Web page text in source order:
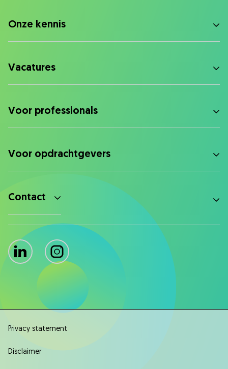
Onze kennis
Vacatures
Voor professionals
Voor opdrachtgevers
Contact
LinkedIn Instagram
Privacy statement
Disclaimer